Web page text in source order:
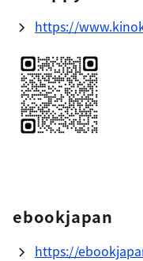
https://
ebookjapan
https://